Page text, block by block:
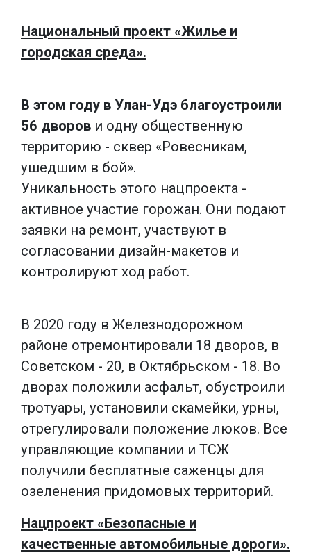
Национальный проект «Жилье и
городская среда».
В этом году в Улан-Удэ благоустроили
56 дворов и одну общественную
территорию - сквер «Ровесникам,
ушедшим в бой».
Уникальность этого нацпроекта -
активное участие горожан. Они подают
заявки на ремонт, участвуют в
согласовании дизайн-макетов и
контролируют ход работ.
В 2020 году в Железнодорожном
районе отремонтировали 18 дворов, в
Советском - 20, в Октябрьском - 18. Во
дворах положили асфальт, обустроили
тротуары, установили скамейки, урны,
отрегулировали положение люков. Все
управляющие компании и ТСЖ
получили бесплатные саженцы для
озеленения придомовых территорий.
Нацпроект «Безопасные и
качественные автомобильные дороги».